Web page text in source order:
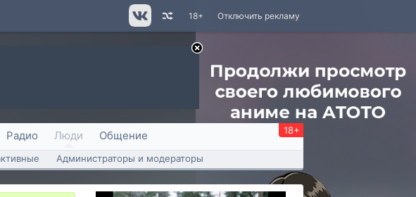
Отключить рекламу
18+
Радио Люди Общение 18+
Администраторы и модераторы